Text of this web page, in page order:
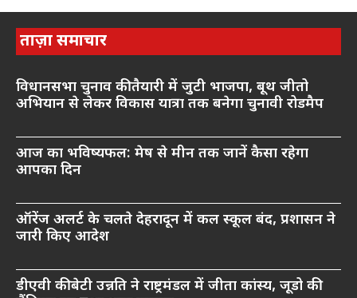
ताज़ा समाचार
विधानसभा चुनाव की तैयारी में जुटी भाजपा, बूथ जीतो
अभियान से लेकर विकास यात्रा तक बनेगा चुनावी रोडमैप
आज का भविष्यफल: मेष से मीन तक जानें कैसा रहेगा
आपका दिन
ऑरेंज अलर्ट के चलते देहरादून में कल स्कूल बंद, प्रशासन ने
जारी किए आदेश
डीएवी की बेटी उन्नति ने राष्ट्रमंडल में जीता कांस्य, जूडो की